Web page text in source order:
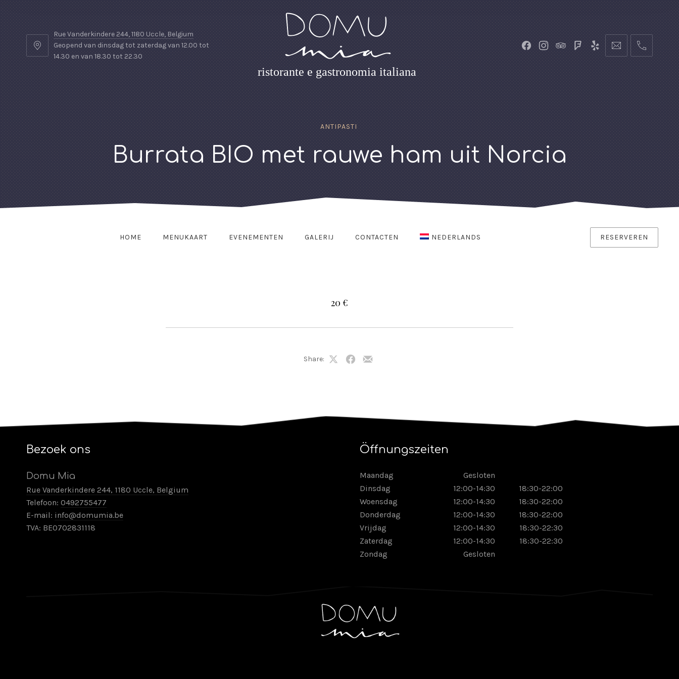
Rue Vanderkindere 244, 1180 Uccle, Belgium
Geopend van dinsdag tot zaterdag van 12.00 tot
14.30 en van 18.30 tot 22.30
ristorante e gastronomia italiana
ANTIPASTI
Burrata BIO met rauwe ham uit Norcia
HOME MENUKAART EVENEMENTEN GALERIJ CONTACTEN RESERVEREN
NEDERLANDS
20 €
Share:
ShareShareShare
Bezoek ons
Domu Mia
Rue Vanderkindere 244, 1180 Uccle, Belgium
Telefoon: 0492755477
E-mail: info@domumia.be
TVA: BE0702831118
Öffnungszeiten
Maandag
Gesloten
Dinsdag
12:00-14:30
18:30-22:00
Woensdag
12:00-14:30
18:30-22:00
Donderdag
12:00-14:30
18:30-22:00
Vrijdag
12:00-14:30
18:30-22:30
Zaterdag
12:00-14:30
18:30-22:30
Zondag
Gesloten